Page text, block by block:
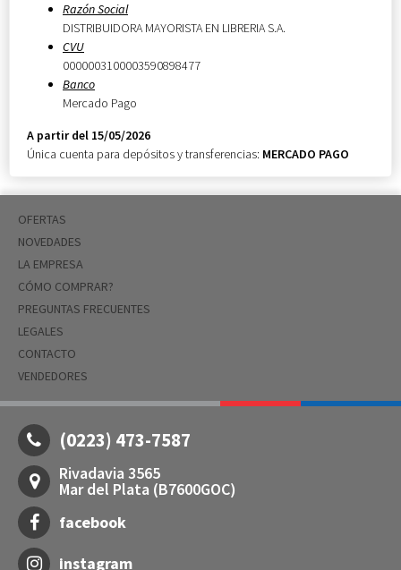
Razón Social
DISTRIBUIDORA MAYORISTA EN LIBRERIA S.A.
CVU
0000003100003590898477
Banco
Mercado Pago
A partir del 15/05/2026
Única cuenta para depósitos y transferencias: MERCADO PAGO
OFERTAS
NOVEDADES
LA EMPRESA
CÓMO COMPRAR?
PREGUNTAS FRECUENTES
LEGALES
CONTACTO
VENDEDORES
(0223) 473-7587
Rivadavia 3565
Mar del Plata (B7600GOC)
facebook
instagram